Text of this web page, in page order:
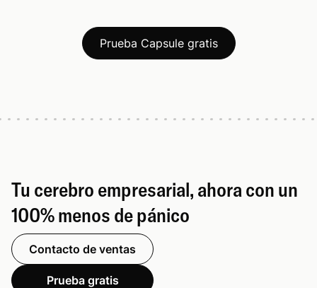
Prueba Capsule gratis
Tu cerebro empresarial, ahora con un
100% menos de pánico
Contacto de ventas
Prueba gratis